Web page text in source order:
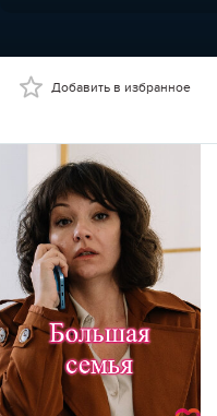
Добавить в избранное